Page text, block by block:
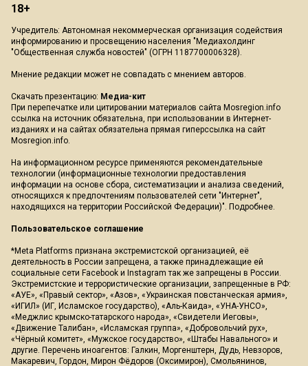
18+
Учредитель: Автономная некоммерческая организация содействия
информированию и просвещению населения "Медиахолдинг
"Общественная служба новостей" (ОГРН 1187700006328).
Мнение редакции может не совпадать с мнением авторов.
Скачать презентацию: Медиа-кит
При перепечатке или цитировании материалов сайта Mosregion.info
ссылка на источник обязательна, при использовании в Интернет-
изданиях и на сайтах обязательна прямая гиперссылка на сайт
Mosregion.info.
На информационном ресурсе применяются рекомендательные
технологии (информационные технологии предоставления
информации на основе сбора, систематизации и анализа сведений,
относящихся к предпочтениям пользователей сети "Интернет",
находящихся на территории Российской Федерации)". Подробнее.
Пользовательское соглашение
*Meta Platforms признана экстремистской организацией, её
деятельность в России запрещена, а также принадлежащие ей
социальные сети Facebook и Instagram так же запрещены в России.
Экстремистские и террористические организации, запрещенные в РФ:
«АУЕ», «Правый сектор», «Азов», «Украинская повстанческая армия»,
«ИГИЛ» (ИГ, Исламское государство), «Аль-Каида», «УНА-УНСО»,
«Меджлис крымско-татарского народа», «Свидетели Иеговы»,
«Движение Талибан», «Исламская группа», «Добровольчий рух»,
«Чёрный комитет», «Мужское государство», «Штабы Навального» и
другие. Перечень иноагентов: Галкин, Моргенштерн, Дудь, Невзоров,
Макаревич, Гордон, Мирон Фёдоров (Оксимирон), Смольянинов,